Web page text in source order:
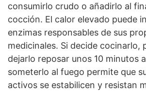
consumirlo crudo o añadirlo al
cocción. El calor elevado puede
enzimas responsables de sus
medicinales. Si decide cocinarlo,
dejarlo reposar unos 10 minutos
someterlo al fuego permite que
activos se estabilicen y resistan